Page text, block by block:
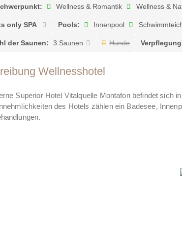
Wellness & Romantik Wellness &
only SPA Pools: Innenpool
der Saunen: 3 Saunen Hunde
Wellnesshotel
Superior Hotel Vitalquelle Montafon befindet sich
des Hotels zählen ein Badesee,